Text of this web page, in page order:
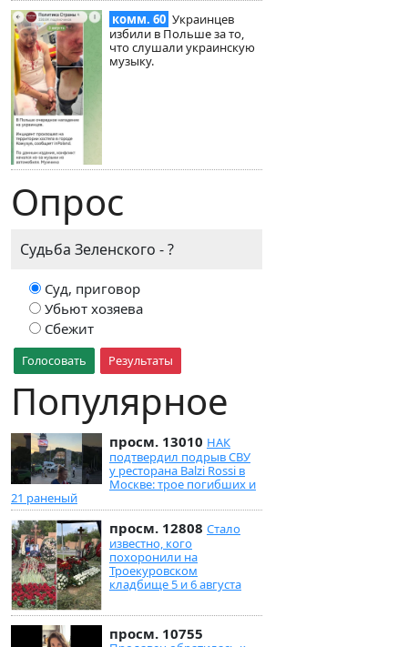
комм. 60 Украинцев
избили в Польше за то,
что слушали украинскую
музыку.
Опрос
Судьба Зеленского - ?
Суд, приговор
Убьют хозяева
Сбежит
Голосовать Результаты
Популярное
просм. 13010 НАК
подтвердил подрыв СВУ
у ресторана Balzi Rossi в
Москве: трое погибших и
21 раненый
просм. 12808 Стало
известно, кого
похоронили на
Троекуровском
кладбище 5 и 6 августа
просм. 10755